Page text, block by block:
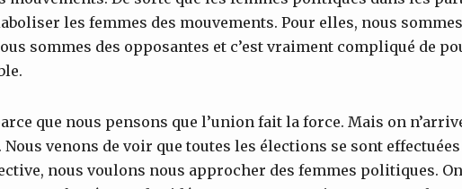
les femmes des mouvements. Pour elles, nous
sommes des opposantes et c’est vraiment compliqué de
que nous pensons que l’union fait la force. Mais on
venons de voir que toutes les élections se sont
nous voulons nous approcher des femmes politiques.